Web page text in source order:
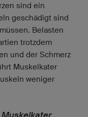
sind ein
geschädigt sind
Belasten
trotzdem
und der Schmerz
Muskelkater
weniger